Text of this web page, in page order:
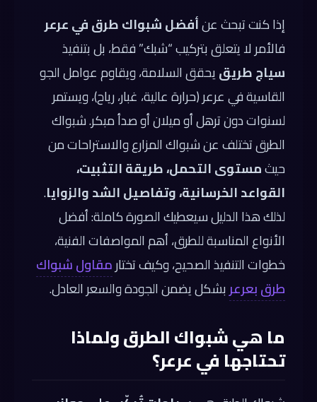
إذا كنت تبحث عنأفضل شبواك طرق في عرعر
فالأمر لا يتعلق بتركيب “شبك” فقط، بل بتنفيذ
سياج طريقيحقق السلامة، ويقاوم عوامل الجو
القاسية في عرعر (حرارة عالية، غبار، رياح)، ويستمر
لسنوات دون ترهل أو ميلان أو صدأ مبكر. شبواك
الطرق تختلف عن شبواك المزارع والاستراحات من
حيثمستوى التحمل، طريقة التثبيت،
القواعد الخرسانية، وتفاصيل الشد والزوايا.
لذلك هذا الدليل سيعطيك الصورة كاملة: أفضل
الأنواع المناسبة للطرق، أهم المواصفات الفنية،
خطوات التنفيذ الصحيح، وكيف تختارمقاول شبواك
طرق بعرعربشكل يضمن الجودة والسعر العادل.
ما هي شبواك الطرق ولماذا
تحتاجها في عرعر؟